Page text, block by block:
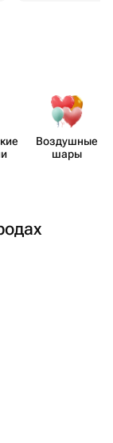
Воздушные
шары